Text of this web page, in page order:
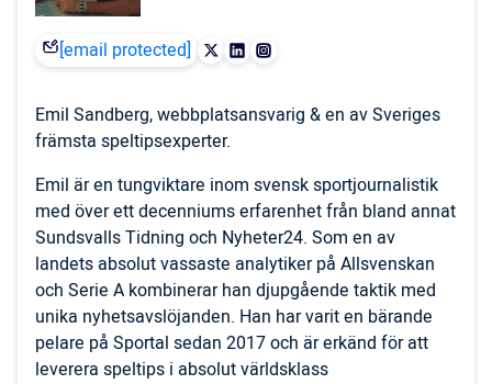
[email protected]
Emil Sandberg, webbplatsansvarig & en av Sveriges
främsta speltipsexperter.
Emil är en tungviktare inom svensk sportjournalistik
med över ett decenniums erfarenhet från bland annat
Sundsvalls Tidning och Nyheter24. Som en av
landets absolut vassaste analytiker på Allsvenskan
och Serie A kombinerar han djupgående taktik med
unika nyhetsavslöjanden. Han har varit en bärande
pelare på Sportal sedan 2017 och är erkänd för att
leverera speltips i absolut världsklass